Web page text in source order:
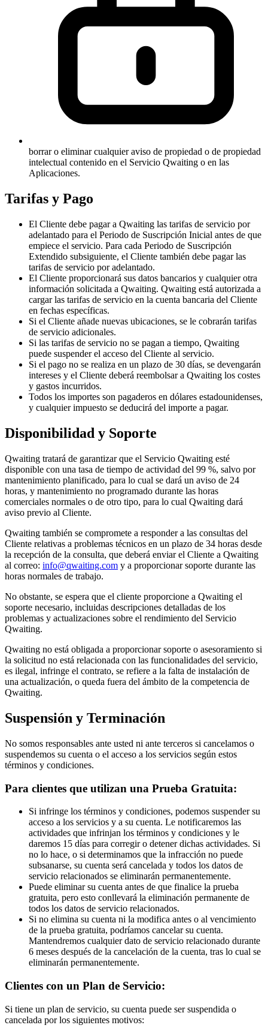
borrar o eliminar cualquier aviso de propiedad o de propiedad
intelectual contenido en el Servicio Qwaiting o en las
Aplicaciones.
Tarifas y Pago
El Cliente debe pagar a Qwaiting las tarifas de servicio por
adelantado para el Periodo de Suscripción Inicial antes de que
empiece el servicio. Para cada Periodo de Suscripción
Extendido subsiguiente, el Cliente también debe pagar las
tarifas de servicio por adelantado.
El Cliente proporcionará sus datos bancarios y cualquier otra
información solicitada a Qwaiting. Qwaiting está autorizada a
cargar las tarifas de servicio en la cuenta bancaria del Cliente
en fechas específicas.
Si el Cliente añade nuevas ubicaciones, se le cobrarán tarifas
de servicio adicionales.
Si las tarifas de servicio no se pagan a tiempo, Qwaiting
puede suspender el acceso del Cliente al servicio.
Si el pago no se realiza en un plazo de 30 días, se devengarán
intereses y el Cliente deberá reembolsar a Qwaiting los costes
y gastos incurridos.
Todos los importes son pagaderos en dólares estadounidenses,
y cualquier impuesto se deducirá del importe a pagar.
Disponibilidad y Soporte
Qwaiting tratará de garantizar que el Servicio Qwaiting esté
disponible con una tasa de tiempo de actividad del 99 %, salvo por
mantenimiento planificado, para lo cual se dará un aviso de 24
horas, y mantenimiento no programado durante las horas
comerciales normales o de otro tipo, para lo cual Qwaiting dará
aviso previo al Cliente.
Qwaiting también se compromete a responder a las consultas del
Cliente relativas a problemas técnicos en un plazo de 34 horas desde
la recepción de la consulta, que deberá enviar el Cliente a Qwaiting
al correo: info@qwaiting.com y a proporcionar soporte durante las
horas normales de trabajo.
No obstante, se espera que el cliente proporcione a Qwaiting el
soporte necesario, incluidas descripciones detalladas de los
problemas y actualizaciones sobre el rendimiento del Servicio
Qwaiting.
Qwaiting no está obligada a proporcionar soporte o asesoramiento si
la solicitud no está relacionada con las funcionalidades del servicio,
es ilegal, infringe el contrato, se refiere a la falta de instalación de
una actualización, o queda fuera del ámbito de la competencia de
Qwaiting.
Suspensión y Terminación
No somos responsables ante usted ni ante terceros si cancelamos o
suspendemos su cuenta o el acceso a los servicios según estos
términos y condiciones.
Para clientes que utilizan una Prueba Gratuita:
Si infringe los términos y condiciones, podemos suspender su
acceso a los servicios y a su cuenta. Le notificaremos las
actividades que infrinjan los términos y condiciones y le
daremos 15 días para corregir o detener dichas actividades. Si
no lo hace, o si determinamos que la infracción no puede
subsanarse, su cuenta será cancelada y todos los datos de
servicio relacionados se eliminarán permanentemente.
Puede eliminar su cuenta antes de que finalice la prueba
gratuita, pero esto conllevará la eliminación permanente de
todos los datos de servicio relacionados.
Si no elimina su cuenta ni la modifica antes o al vencimiento
de la prueba gratuita, podríamos cancelar su cuenta.
Mantendremos cualquier dato de servicio relacionado durante
6 meses después de la cancelación de la cuenta, tras lo cual se
eliminarán permanentemente.
Clientes con un Plan de Servicio:
Si tiene un plan de servicio, su cuenta puede ser suspendida o
cancelada por los siguientes motivos: